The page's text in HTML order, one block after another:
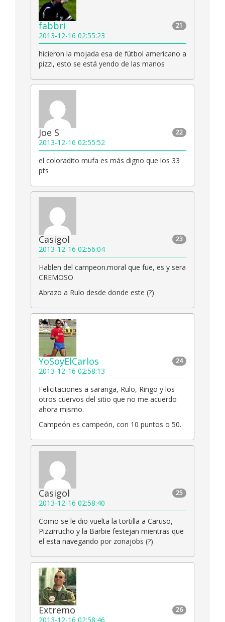
21
fabbri
2013-12-16 02:55:23
hicieron la mojada esa de fútbol americano a
pizzi, esto se está yendo de las manos
22
Joe S
2013-12-16 02:55:52
el coloradito mufa es más digno que los 33
pts
23
Casigol
2013-12-16 02:56:04
Hablen del campeon.moral que fue, es y sera
CREMOSO
Abrazo a Rulo desde donde este (?)
24
YoSoyElCarlos
2013-12-16 02:58:13
Felicitaciones a saranga, Rulo, Ringo y los
otros cuervos del sitio que no me acuerdo
ahora mismo.
Campeón es campeón, con 10 puntos o 50.
25
Casigol
2013-12-16 02:58:40
Como se le dio vuelta la tortilla a Caruso,
Pizzirrucho y la Barbie festejan mientras que
el esta navegando por zonajobs (?)
26
Extremo
2013-12-16 02:58:46